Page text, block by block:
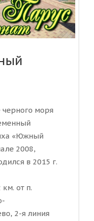
моря
«Южный
2008,
в 2015 г.
от п.
2-я линия